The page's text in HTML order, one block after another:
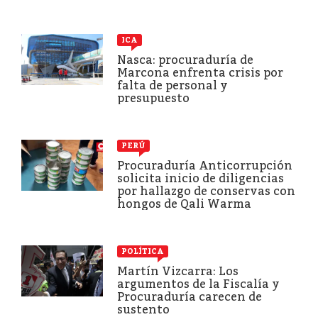
ICA
Nasca: procuraduría de
Marcona enfrenta crisis por
falta de personal y
presupuesto
PERÚ
Procuraduría Anticorrupción
solicita inicio de diligencias
por hallazgo de conservas con
hongos de Qali Warma
POLÍTICA
Martín Vizcarra: Los
argumentos de la Fiscalía y
Procuraduría carecen de
sustento